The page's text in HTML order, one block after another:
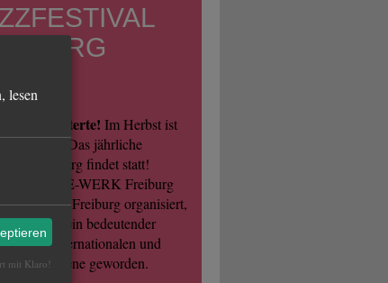
Jazzbegeisterte! Im Herbst ist
soweit: Das jährliche
Freiburg findet statt!
vom E-WERK Freiburg
Jazzhaus Freiburg organisiert,
ein bedeutender
der internationalen und
Jazzszene geworden.
lesen
mit Klaro!